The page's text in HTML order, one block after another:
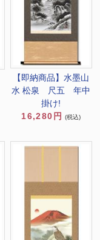
【即納商品】水墨山
水 松泉 尺五 年中
掛け!
16,280円
(税込)